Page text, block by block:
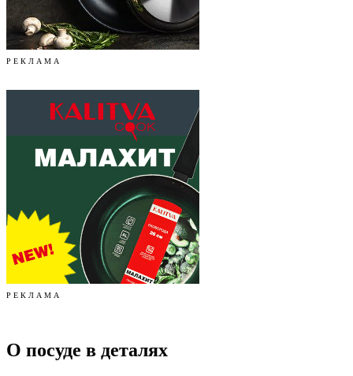
Р Е К Л А М А
Р Е К Л А М А
О посуде в деталях